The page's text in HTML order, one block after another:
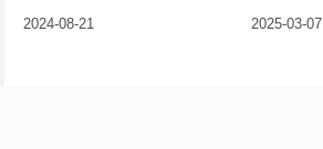
友模式相处
2024-08-21
养方法
2025-03-07